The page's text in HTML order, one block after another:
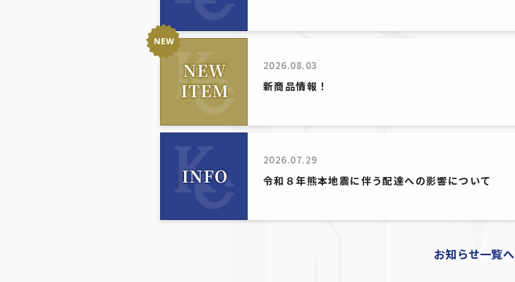
2026.08.03
新商品情報！
2026.07.29
令和８年熊本地震に伴う配達への影響について
お知らせ一覧へ